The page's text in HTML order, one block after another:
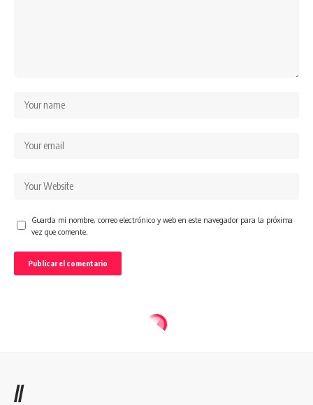
Guarda mi nombre, correo electrónico y web en este navegador para la próxima
vez que comente.
//